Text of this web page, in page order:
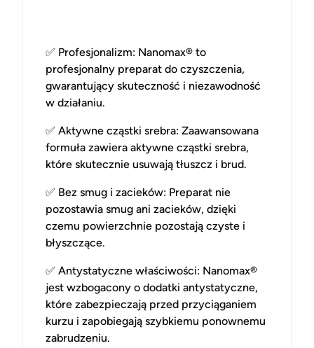
✅ Profesjonalizm: Nanomax® to
profesjonalny preparat do czyszczenia,
gwarantujący skuteczność i niezawodność
w działaniu.
✅ Aktywne cząstki srebra: Zaawansowana
formuła zawiera aktywne cząstki srebra,
które skutecznie usuwają tłuszcz i brud.
✅ Bez smug i zacieków: Preparat nie
pozostawia smug ani zacieków, dzięki
czemu powierzchnie pozostają czyste i
błyszczące.
✅ Antystatyczne właściwości: Nanomax®
jest wzbogacony o dodatki antystatyczne,
które zabezpieczają przed przyciąganiem
kurzu i zapobiegają szybkiemu ponownemu
zabrudzeniu.